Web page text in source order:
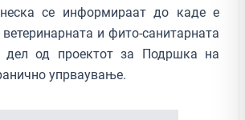
се информираат до каде е
и фито-санитарната
дел од проектот за Подршка на
упрваување.